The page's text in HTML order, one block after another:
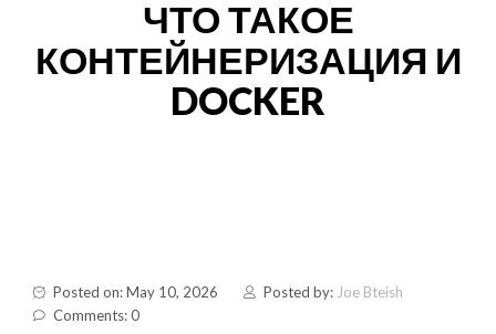
ЧТО ТАКОЕ
КОНТЕЙНЕРИЗАЦИЯ И
DOCKER
Posted on: May 10, 2026 Posted by: Joe Bteish
Comments: 0